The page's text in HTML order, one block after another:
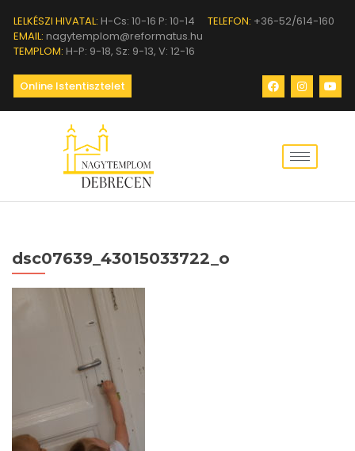
LELKÉSZI HIVATAL: H-Cs: 10-16 P: 10-14 TELEFON: +36-52/614-160
EMAIL: nagytemplom@reformatus.hu
TEMPLOM: H-P: 9-18, Sz: 9-13, V: 12-16
Online Istentisztelet
dsc07639_43015033722_o